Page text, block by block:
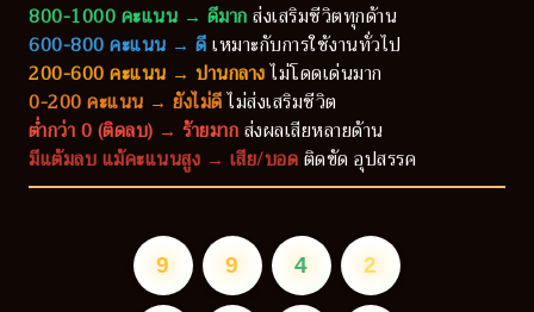
800-1000 คะแนน → ดีมากส่งเสริมชีวิตทุกด้าน
600-800 คะแนน → ดีเหมาะกับการใช้งานทั่วไป
200-600 คะแนน → ปานกลางไม่โดดเด่นมาก
0-200 คะแนน → ยังไม่ดีไม่ส่งเสริมชีวิต
ต่ำกว่า 0 (ติดลบ) → ร้ายมากส่งผลเสียหลายด้าน
มีแต้มลบ แม้คะแนนสูง → เสีย/บอดติดขัด อุปสรรค
9 9 4 2